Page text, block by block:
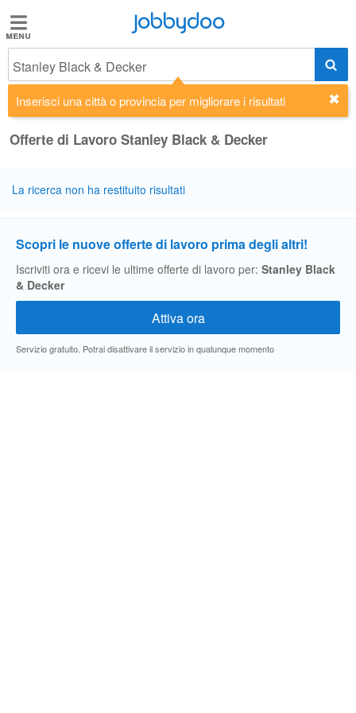
Jobbydoo
Offerte
di
lavoro
professioni
Blog
Jobbydoo
Stanley Black & Decker
Inserisci una città o provincia per migliorare i risultati
Offerte di Lavoro Stanley Black & Decker
La ricerca non ha restituito risultati
Scopri le nuove offerte di lavoro prima degli altri!
Iscriviti ora e ricevi le ultime offerte di lavoro per: Stanley Black
& Decker
Servizio gratuito. Potrai disattivare il servizio in qualunque momento